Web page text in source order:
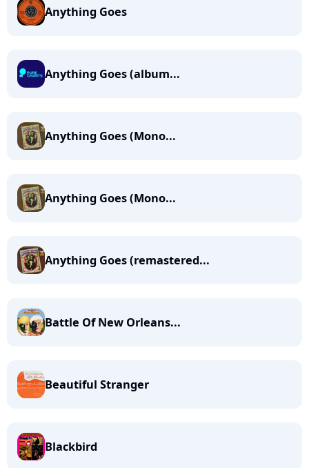
Anything Goes
Anything Goes (album...
Anything Goes (Mono...
Anything Goes (Mono...
Anything Goes (remastered...
Battle Of New Orleans...
Beautiful Stranger
Blackbird